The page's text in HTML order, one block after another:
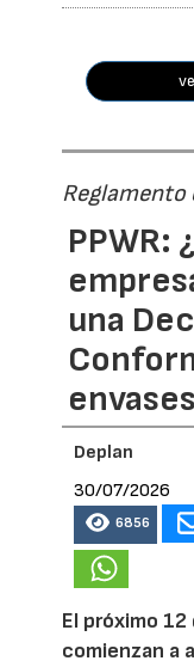
Reglamento
PPWR:
una
Deplan
30/07/2026
6856
El próximo
comienzan a